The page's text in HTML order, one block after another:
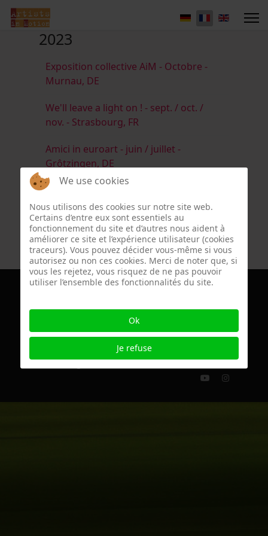
2023
Exposition collective AiM - Octobre -
Murnau, DE
We'll leave a light on ! - sept. / oct. /
nov. - Strasbourg, FR
Amici in euroart - juin / juillet -
Grôtzingen, DE
Birds don't stop at Borders ! - avril,
mai, juin - Duisburg, BE
Esprits de la forêt - avril - Cernay-la-
Ville, FR
© 2026 AiM - webmaster: Eric Schaftlein
AiM is a non-profit association based in
Cernay-la-Ville, France since 2022
mentions légales
We use cookies
Nous utilisons des cookies sur notre site web.
Certains d’entre eux sont essentiels au
fonctionnement du site et d’autres nous aident à
améliorer ce site et l’expérience utilisateur (cookies
traceurs). Vous pouvez décider vous-même si vous
autorisez ou non ces cookies. Merci de noter que, si
vous les rejetez, vous risquez de ne pas pouvoir
utiliser l’ensemble des fonctionnalités du site.
Ok
Je refuse